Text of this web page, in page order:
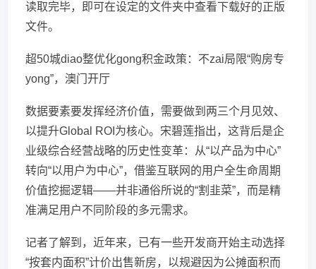
读取完毕，即可在设定的文件夹中查看下载好的正版
文件。
超50城diao整优化gong积金政策：不zai局限“购房专
yong”，澳门开厅
数据要素要发挥经济价值，需要做到两三个月见效、
以提升Global ROI为核心。宋碧莲指出，这背后是企
业级综合经营战略的历史性变革：从“以产品为中心”
转向“以用户为中心”，借鉴互联网的用户全生命周期
价值挖掘逻辑——并非通俗所说的“割韭菜”，而是精
准满足用户不同阶段的多元需求。
记者了解到，近年来，已有一些开发商开始主动选择
“按套内面积”计价出售新房，以规避因为公摊面积而